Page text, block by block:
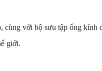
cùng với bộ sưu tập ống kính
giới.